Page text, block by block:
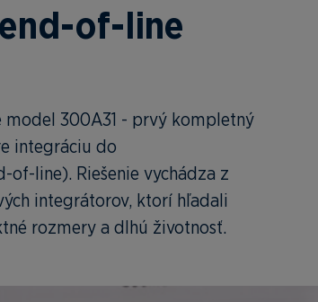
of-line
model 300A31 - prvý kompletný
integráciu do
line). Riešenie vychádza z
integrátorov, ktorí hľadali
rozmery a dlhú životnosť.